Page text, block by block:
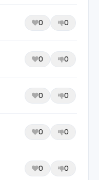
0 0
0 0
0 0
0 0
0 0